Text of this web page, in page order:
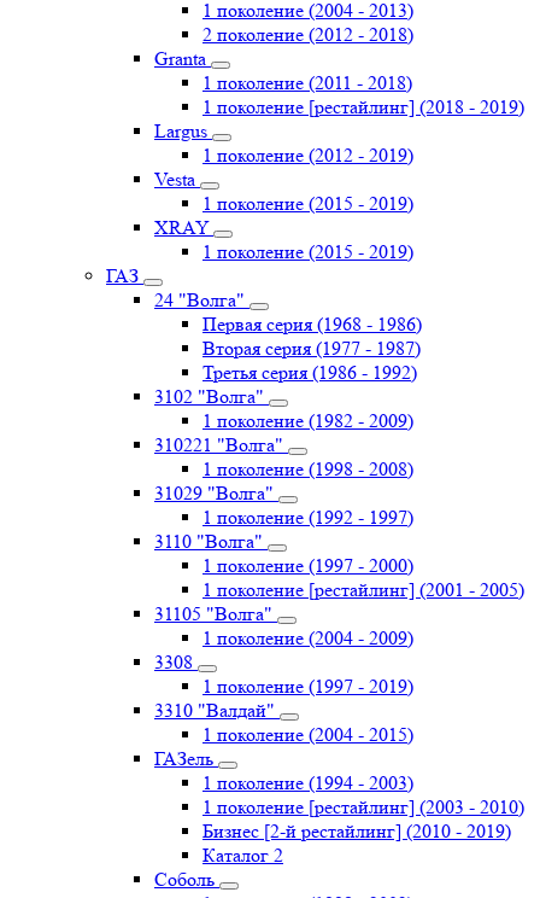
1 поколение (2004 - 2013)
2 поколение (2012 - 2018)
Granta
1 поколение (2011 - 2018)
1 поколение [рестайлинг] (2018 - 2019)
Largus
1 поколение (2012 - 2019)
Vesta
1 поколение (2015 - 2019)
XRAY
1 поколение (2015 - 2019)
ГАЗ
24 "Волга"
Первая серия (1968 - 1986)
Вторая серия (1977 - 1987)
Третья серия (1986 - 1992)
3102 "Волга"
1 поколение (1982 - 2009)
310221 "Волга"
1 поколение (1998 - 2008)
31029 "Волга"
1 поколение (1992 - 1997)
3110 "Волга"
1 поколение (1997 - 2000)
1 поколение [рестайлинг] (2001 - 2005)
31105 "Волга"
1 поколение (2004 - 2009)
3308
1 поколение (1997 - 2019)
3310 "Валдай"
1 поколение (2004 - 2015)
ГАЗель
1 поколение (1994 - 2003)
1 поколение [рестайлинг] (2003 - 2010)
Бизнес [2-й рестайлинг] (2010 - 2019)
Каталог 2
Соболь